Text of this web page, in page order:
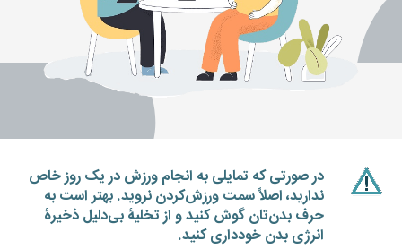
در صورتی که تمایلی به انجام ورزش در یک روز خاص
ندارید، اصلاً سمت ورزش‌کردن نروید. بهتر است به
حرف بدن‌‌تان گوش کنید و از تخلیۀ بی‌دلیل ذخیرۀ
انرژی بدن خودداری کنید.